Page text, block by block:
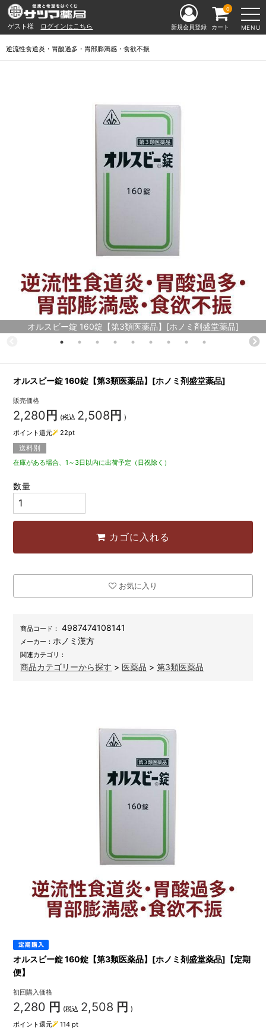
ゲスト様 ログインはこちら MENU
新規会員登録 カート
0
逆流性食道炎・胃酸過多・胃部膨満感・食欲不振
オルスビー錠 160錠【第3類医薬品】[ホノミ剤盛堂薬品]
オルスビー錠 160錠【第3類医薬品】[ホノミ剤盛堂薬品]
販売価格
2,280 円 (税込 2,508 円 )
ポイント還元
22pt
送料別
在庫がある場合、1～3日以内に出荷予定（日祝除く）
数量
カゴに入れる
お気に入り
商品コード： 4987474108141
メーカー：ホノミ漢方
関連カテゴリ：
商品カテゴリーから探す > 医薬品 >第3類医薬品
オルスビー錠 160錠【第3類医薬品】[ホノミ剤盛堂薬品]【定期
便】
初回購入価格
2,280 円 (税込 2,508 円 )
ポイント還元
114pt